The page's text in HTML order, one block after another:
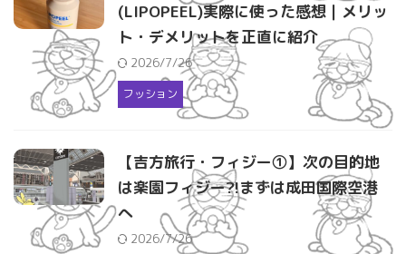
(LIPOPEEL)実際に使った感想｜メリッ
ト・デメリットを正直に紹介
2026/7/26
フッション
【吉方旅行・フィジー①】次の目的地
は楽園フィジー?!まずは成田国際空港
へ
2026/7/26